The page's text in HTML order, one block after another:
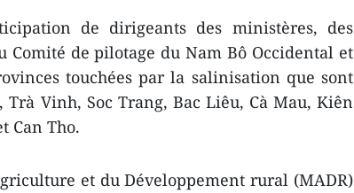
de dirigeants des ministères, des
Comité de pilotage du Nam Bô Occidental et
touchées par la salinisation que sont
Vinh, Soc Trang, Bac Liêu, Cà Mau, Kiên
Can Tho.
et du Développement rural (MADR)